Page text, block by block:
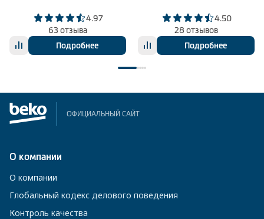
4.97
63 отзыва
Подробнее
4.50
28 отзывов
Подробнее
ОФИЦИАЛЬНЫЙ САЙТ
О компании
О компании
Глобальный кодекс делового поведения
Контроль качества